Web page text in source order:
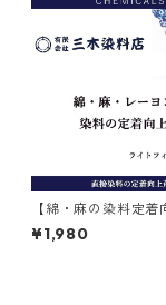
【綿・麻の染料定着
｜100g｜ライトフィ
コンク
¥1,980